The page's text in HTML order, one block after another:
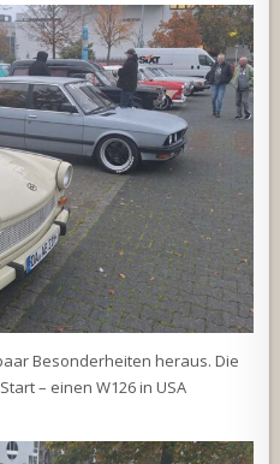
Besonderheiten heraus. Die
– einen W126 in USA